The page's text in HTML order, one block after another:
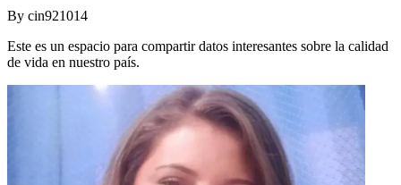
By cin921014
Este es un espacio para compartir datos interesantes sobre la calidad
de vida en nuestro país.